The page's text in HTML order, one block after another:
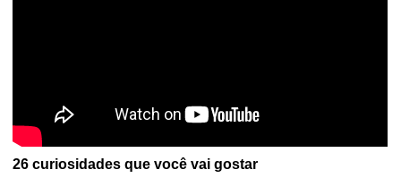
26 curiosidades que você vai gostar